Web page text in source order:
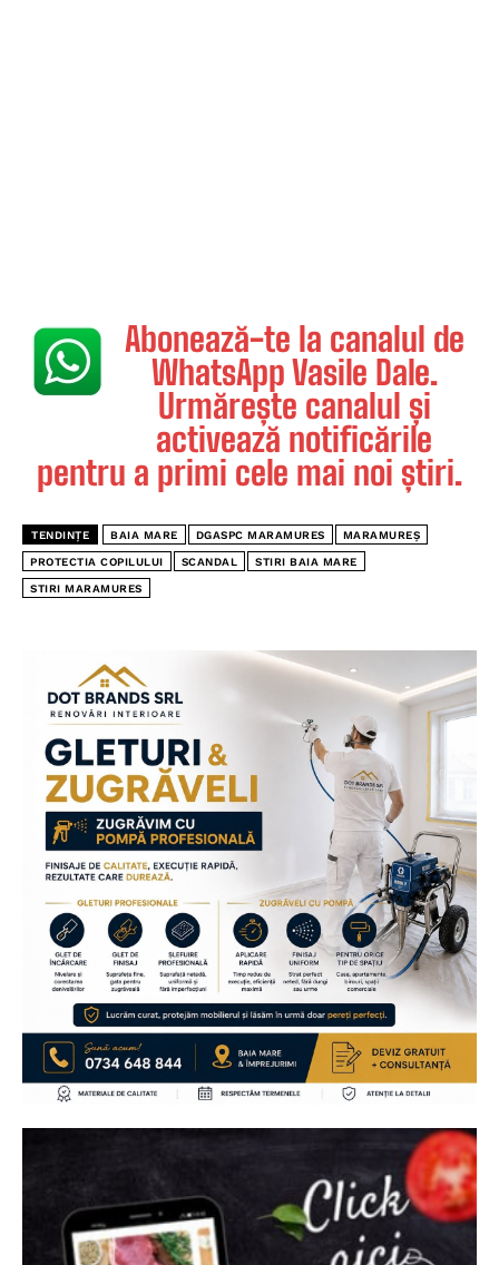
Abonează-te la canalul de
WhatsApp Vasile Dale.
Urmărește canalul și
activează notificările
pentru a primi cele mai noi știri.
TENDINȚE BAIA MARE DGASPC MARAMURES MARAMUREȘ
PROTECTIA COPILULUI SCANDAL STIRI BAIA MARE
STIRI MARAMURES